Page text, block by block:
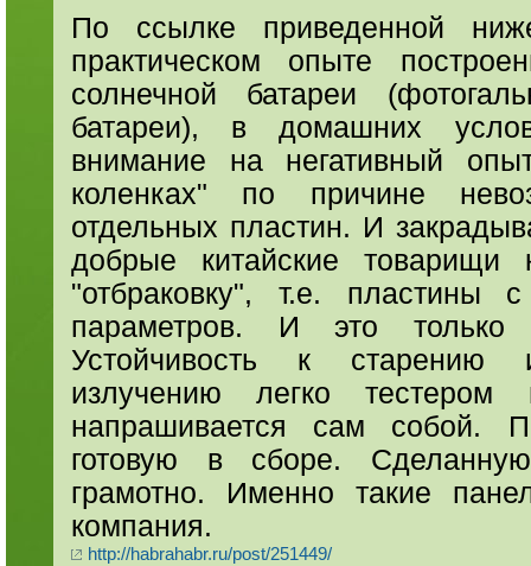
По ссылке приведенной
практическом опыте
солнечной батареи
батареи), в домашних
внимание на негативный
коленках" по причине
отдельных пластин. И
добрые китайские
"отбраковку", т.е. пластины
параметров. И это только
Устойчивость к старению
излучению легко
напрашивается сам собой.
готовую в сборе.
грамотно. Именно такие
компания.
http://habrahabr.ru/post/251449/